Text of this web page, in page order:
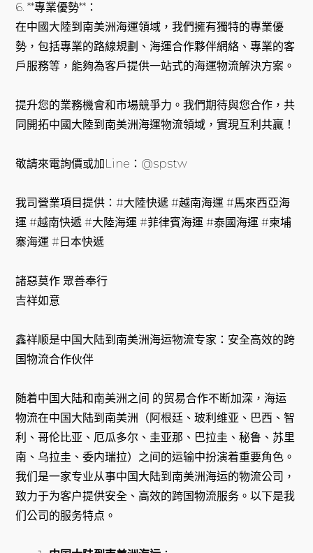
6. **專業優勢**：
在中國大陸到南美洲海運領域，我們擁有獨特的專業優
勢，包括專業的路線規劃、海運合作夥伴網絡、專業的客
戶服務等，能夠為客戶提供一站式的海運物流解決方案。
提升您的業務機會和市場競爭力。我們期待與您合作，共
同開拓中國大陸到南美洲海運物流領域，實現互利共贏！
敬請來電詢價或加Line：@spstw
我司營業項目提供：#大陸快遞 #越南海運 #馬來西亞海
運 #越南快遞 #大陸海運 #菲律賓海運 #泰國海運 #柬埔
寨海運 #日本快遞
諸惡莫作 眾善奉行
吉祥如意
鑫祥顺是中国大陆到南美洲海运物流专家：安全高效的跨
国物流合作伙伴
随着中国大陆和南美洲之间 的贸易合作不断加深，海运
物流在中国大陆到南美洲（阿根廷、玻利维亚、巴西、智
利、哥伦比亚、厄瓜多尔、圭亚那、巴拉圭、秘鲁、苏里
南、乌拉圭、委内瑞拉）之间的运输中扮演着重要角色。
我们是一家专业从事中国大陆到南美洲海运的物流公司，
致力于为客户提供安全、高效的跨国物流服务。以下是我
们公司的服务特点。